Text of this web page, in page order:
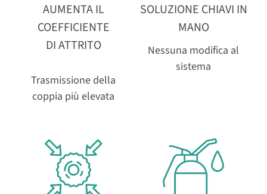
AUMENTA IL
COEFFICIENTE
DI ATTRITO
Trasmissione della
coppia più elevata
SOLUZIONE CHIAVI IN
MANO
Nessuna modifica al
sistema